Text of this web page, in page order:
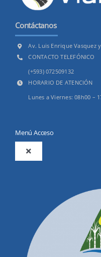
Contáctanos
Av. Luis Enrique Vasquez
CONTACTO TELEFÓNICO
(+593) 072509132
HORARIO DE ATENCIÓN
Lunes a Viernes: 08h00 –
Menú Acceso
Toggle
Productos y Servicios
Convocatorias